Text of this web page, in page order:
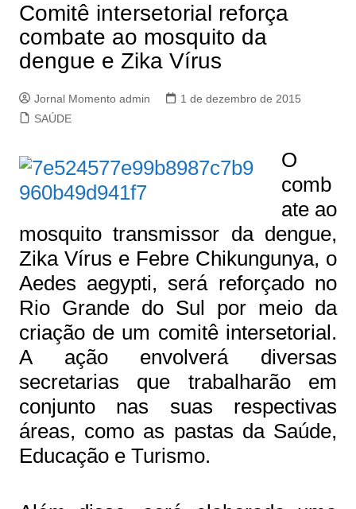
Comitê intersetorial reforça
combate ao mosquito da
dengue e Zika Vírus
Jornal Momento admin
1 de dezembro de 2015
SAÚDE
O
comb
ate ao
mosquito transmissor da dengue,
Zika Vírus e Febre Chikungunya, o
Aedes aegypti, será reforçado no
Rio Grande do Sul por meio da
criação de um comitê intersetorial.
A ação envolverá diversas
secretarias que trabalharão em
conjunto nas suas respectivas
áreas, como as pastas da Saúde,
Educação e Turismo.